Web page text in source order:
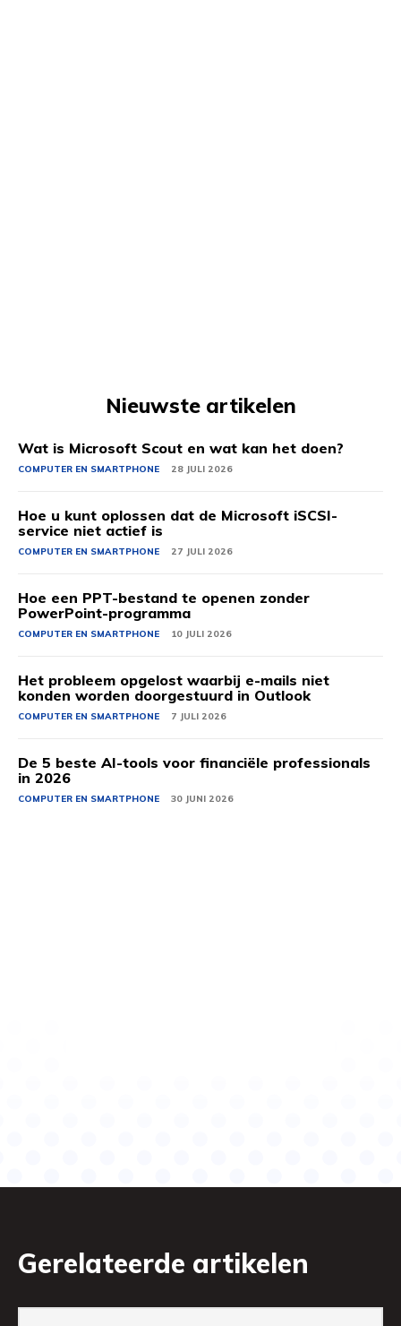
Nieuwste artikelen
Wat is Microsoft Scout en wat kan het doen?
COMPUTER EN SMARTPHONE 28 JULI 2026
Hoe u kunt oplossen dat de Microsoft iSCSI-
service niet actief is
COMPUTER EN SMARTPHONE 27 JULI 2026
Hoe een PPT-bestand te openen zonder
PowerPoint-programma
COMPUTER EN SMARTPHONE 10 JULI 2026
Het probleem opgelost waarbij e-mails niet
konden worden doorgestuurd in Outlook
COMPUTER EN SMARTPHONE 7 JULI 2026
De 5 beste AI-tools voor financiële professionals
in 2026
COMPUTER EN SMARTPHONE 30 JUNI 2026
Gerelateerde artikelen